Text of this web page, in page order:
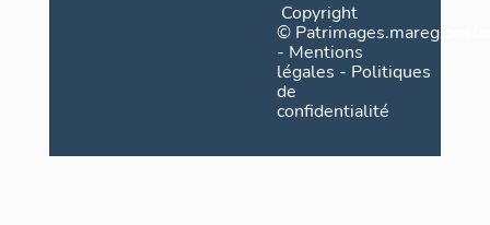
Copyright
©
- Mentions
légales - Politiques
de
confidentialité